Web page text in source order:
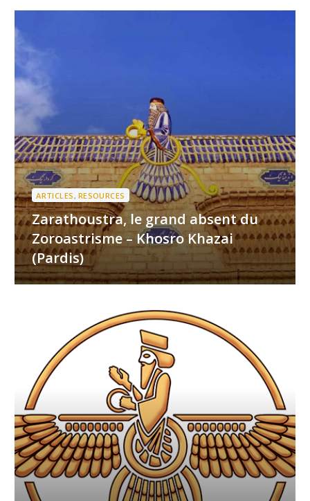
ARTICLES , RESOURCES
Zarathoustra, le grand absent du
Zoroastrisme – Khosro Khazai
(Pardis)